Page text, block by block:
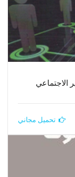
الاجتماعي
تحميل مجاني